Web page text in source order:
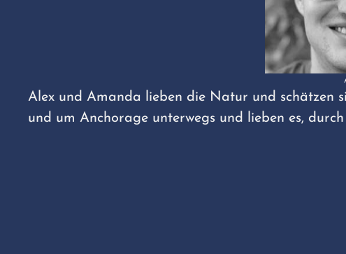
Alex und Amanda lieben die Natur und schätzen
und um Anchorage unterwegs und lieben es,